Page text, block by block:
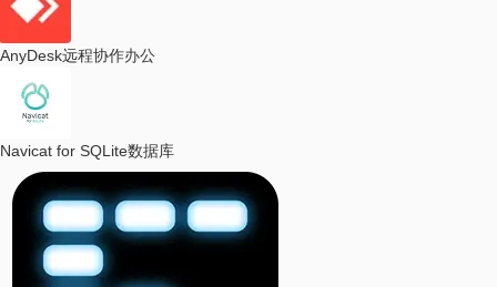
AnyDesk远程协作办公
Navicat for SQLite数据库